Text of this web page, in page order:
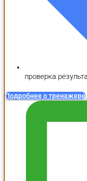
проверка
Подробнее о тренажере